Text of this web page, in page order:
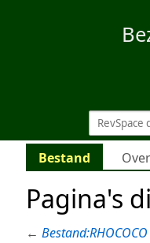
Bestand
Pagina's
←